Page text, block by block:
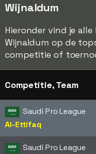
Wijnaldum
Hieronder vind je
Wijnaldum op de
competitie of
Competitie, Team
Saudi Pro League
Al-Ettifaq
Saudi Pro League